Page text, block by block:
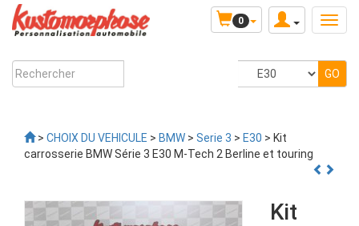
0
> CHOIX DU VEHICULE > BMW > Serie 3 > E30 > Kit
carrosserie BMW Série 3 E30 M-Tech 2 Berline et touring
Kit